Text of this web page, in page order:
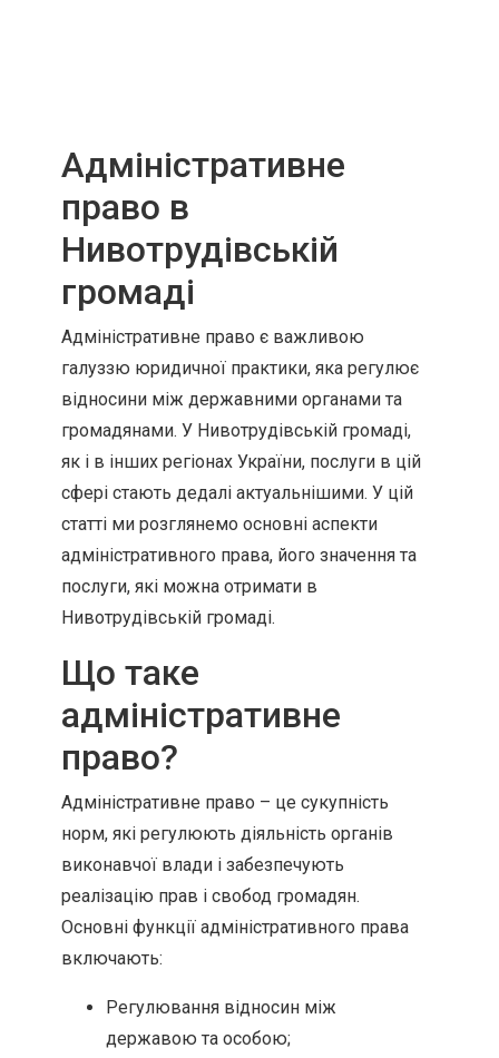
Адміністративне
право в
Нивотрудівській
громаді
Адміністративне право є важливою
галуззю юридичної практики, яка регулює
відносини між державними органами та
громадянами. У Нивотрудівській громаді,
як і в інших регіонах України, послуги в цій
сфері стають дедалі актуальнішими. У цій
статті ми розглянемо основні аспекти
адміністративного права, його значення та
послуги, які можна отримати в
Нивотрудівській громаді.
Що таке
адміністративне
право?
Адміністративне право – це сукупність
норм, які регулюють діяльність органів
виконавчої влади і забезпечують
реалізацію прав і свобод громадян.
Основні функції адміністративного права
включають:
Регулювання відносин між
державою та особою;